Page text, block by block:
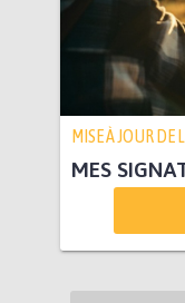
MISE À JOUR DE
MES